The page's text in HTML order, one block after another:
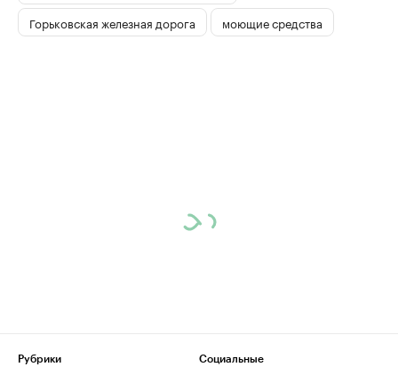
Горьковская железная дорога
моющие средства
Рубрики
Социальные